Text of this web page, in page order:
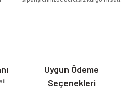
Uygun Ödeme
Seçenekleri